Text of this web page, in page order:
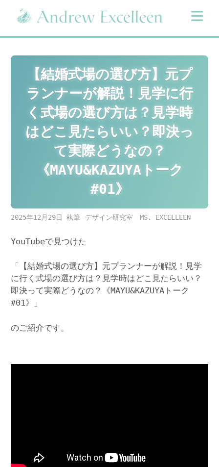
content
【結婚式場の選び方】元プ
ランナーが解説！見学に行
く式場の選び方は？見学時
はどこ見たらいい？即決っ
て実際どうなの？
《MAYU&KAZUYAトーク
#01》
2025年12月29日 デザイン研究室 MS. EXCELLEEN
YouTubeで見つけた
「【結婚式場の選び方】元プランナーが解説！見学
に行く式場の選び方は？見学時はどこ見たらいい？
即決って実際どうなの？《MAYU&KAZUYAトーク
#01》」
のご紹介です。